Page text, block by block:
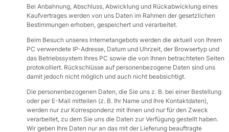
Bei Anbahnung, Abschluss, Abwicklung und Rückabwicklung eines
Kaufvertrages werden von uns Daten im Rahmen der gesetzlichen
Bestimmungen erhoben, gespeichert und verarbeitet.
Beim Besuch unseres Internetangebots werden die aktuell von Ihrem
PC verwendete IP-Adresse, Datum und Uhrzeit, der Browsertyp und
das Betriebssystem Ihres PC sowie die von Ihnen betrachteten Seiten
protokolliert. Rückschlüsse auf personenbezogene Daten sind uns
damit jedoch nicht möglich und auch nicht beabsichtigt.
Die personenbezogenen Daten, die Sie uns z. B. bei einer Bestellung
oder per E-Mail mitteilen (z. B. Ihr Name und Ihre Kontaktdaten),
werden nur zur Korrespondenz mit Ihnen und nur für den Zweck
verarbeitet, zu dem Sie uns die Daten zur Verfügung gestellt haben.
Wir geben Ihre Daten nur an das mit der Lieferung beauftragte